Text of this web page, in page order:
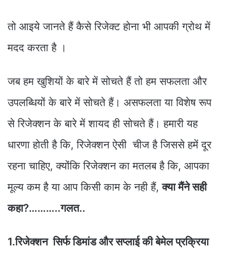
तो आइये जानते हैं कैसे रिजेक्ट होना भी आपकी ग्रोथ में
मदद करता है ।
जब हम खुशियों के बारे में सोचते हैं तो हम सफलता और
उपलब्धियों के बारे में सोचते हैं। असफलता या विशेष रूप
से रिजेक्शन के बारे में शायद ही सोचते हैं। हमारी यह
धारणा होती है कि, रिजेक्शन ऐसी चीज है जिससे हमें दूर
रहना चाहिए, क्योंकि रिजेक्शन का मतलब है कि, आपका
मूल्य कम है या आप किसी काम के नही हैं,क्या मैंने सही
कहा?………..गलत..
1.रिजेक्शन सिर्फ डिमांड और सप्लाई की बेमेल प्रक्रिया